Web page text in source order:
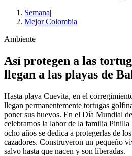
Semana|
Mejor Colombia
Ambiente
Así protegen a las
llegan a las playas de
Hasta playa Cuevita, en el
llegan permanentemente tortugas
poner sus huevos. En el Día Mundial
celebramos la labor de la familia Pinilla
ocho años se dedica a protegerlas de
cazadores. Construyeron un pequeño
salvo hasta que nacen y son liberadas.